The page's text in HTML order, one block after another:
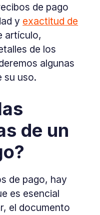
de pago
y exactitud de
artículo,
de los
algunas
su uso.
de un
de pago, hay
es esencial
el documento